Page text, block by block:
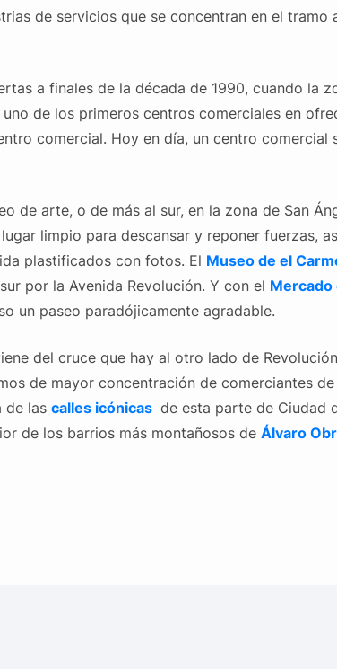
de servicios que se concentran en el tramo
a finales de la década de 1990, cuando la
uno de los primeros centros comerciales en
comercial. Hoy en día, un centro comercial
de arte, o de más al sur, en la zona de San
limpio para descansar y reponer fuerzas,
plastificados con fotos. El Museo de el
por la Avenida Revolución. Y con el Mercado
un paseo paradójicamente agradable.
del cruce que hay al otro lado de
de mayor concentración de comerciantes
de las calles icónicas de esta parte de Ciudad
de los barrios más montañosos de Álvaro